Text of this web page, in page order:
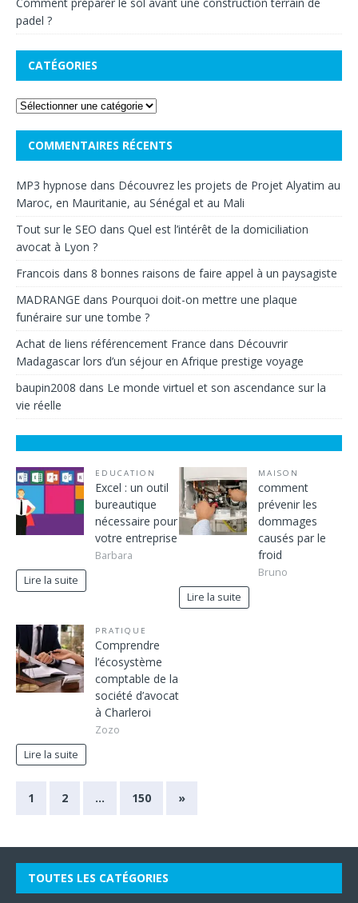
padel ?
CATÉGORIES
COMMENTAIRES RÉCENTS
MP3 hypnose dans Découvrez les projets de Projet Alyatim au
Maroc, en Mauritanie, au Sénégal et au Mali
Tout sur le SEO dans Quel est l’intérêt de la domiciliation
avocat à Lyon ?
Francois dans 8 bonnes raisons de faire appel à un paysagiste
MADRANGE dans Pourquoi doit-on mettre une plaque
funéraire sur une tombe ?
Achat de liens référencement France dans Découvrir
Madagascar lors d’un séjour en Afrique prestige voyage
baupin2008 dans Le monde virtuel et son ascendance sur la
vie réelle
EDUCATION
Excel : un outil
bureautique
nécessaire pour
votre entreprise
Barbara
Lire la suite
MAISON
comment
prévenir les
dommages
causés par le
froid
Bruno
Lire la suite
PRATIQUE
Comprendre
l’écosystème
comptable de la
société d’avocat
à Charleroi
Zozo
Lire la suite
1 2 … 150 »
TOUTES LES CATÉGORIES